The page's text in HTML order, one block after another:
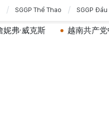
SGGP Thể Thao SGGP
越南共产党中央总书记、国